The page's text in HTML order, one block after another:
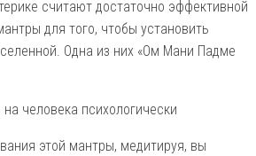
считают достаточно эффективной
для того, чтобы установить
Одна из них «Ом Мани Падме
этой мантры, медитируя, вы